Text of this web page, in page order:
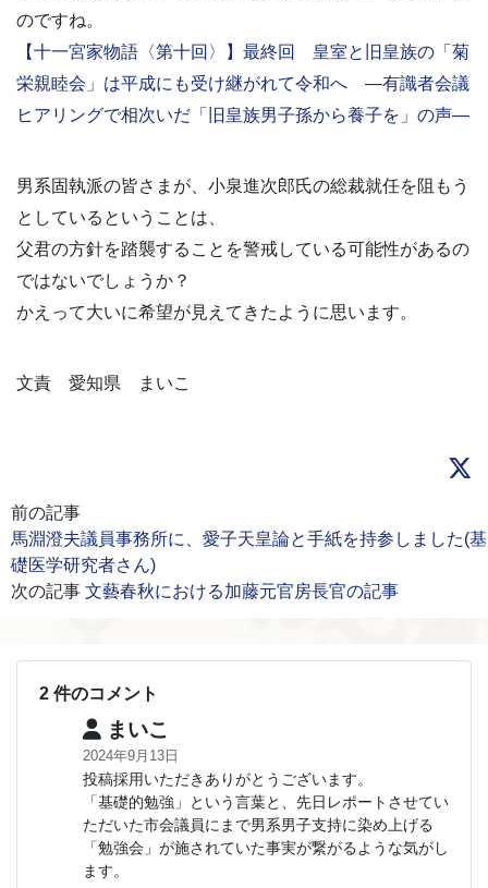
のですね。
【十一宮家物語〈第十回〉】最終回 皇室と旧皇族の「菊
栄親睦会」は平成にも受け継がれて令和へ ―有識者会議
ヒアリングで相次いだ「旧皇族男子孫から養子を」の声―
男系固執派の皆さまが、小泉進次郎氏の総裁就任を阻もう
としているということは、
父君の方針を踏襲することを警戒している可能性があるの
ではないでしょうか？
かえって大いに希望が見えてきたように思います。
文責 愛知県 まいこ
前の記事
馬淵澄夫議員事務所に、愛子天皇論と手紙を持参しました(基
礎医学研究者さん)
次の記事 文藝春秋における加藤元官房長官の記事
2 件のコメント
まいこ
2024年9月13日
投稿採用いただきありがとうございます。
「基礎的勉強」という言葉と、先日レポートさせてい
ただいた市会議員にまで男系男子支持に染め上げる
「勉強会」が施されていた事実が繋がるような気がし
ます。